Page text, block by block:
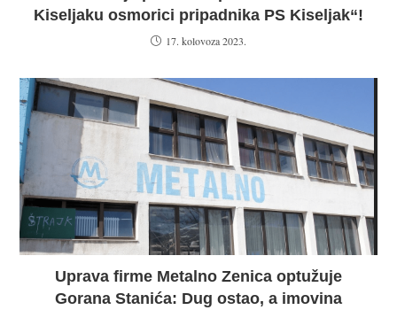
Kiseljaku osmorici pripadnika PS Kiseljak“!
17. kolovoza 2023.
Uprava firme Metalno Zenica optužuje
Gorana Stanića: Dug ostao, a imovina